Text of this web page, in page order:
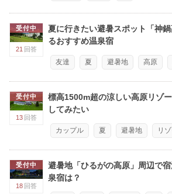
受付中
21 回答
夏に行きたい避暑スポット「神
るおすすめ温泉宿
友達 夏 避暑地 高原
受付中
13 回答
標高1500m超の涼しい高原リゾ
してみたい
カップル 夏 避暑地 リ
受付中
18 回答
避暑地「ひるがの高原」周辺で
泉宿は？